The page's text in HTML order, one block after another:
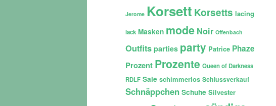
Jerome Korsett Korsetts lacing
lack Masken mode Noir Offenbach
Outfits parties party Patrice Phaze
Prozent Prozente Queen of Darkness
RDLF Sale schimmerlos Schlussverkauf
Schnäppchen Schuhe Silvester